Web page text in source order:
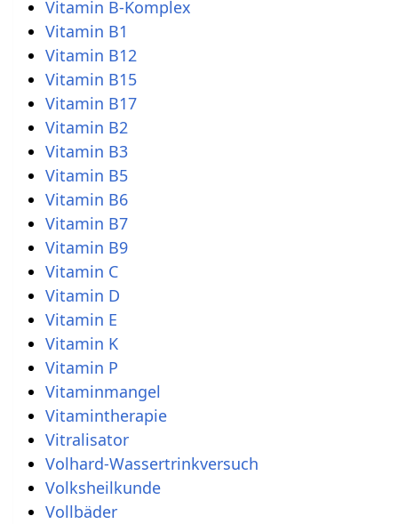
Vitamin B-Komplex
Vitamin B1
Vitamin B12
Vitamin B15
Vitamin B17
Vitamin B2
Vitamin B3
Vitamin B5
Vitamin B6
Vitamin B7
Vitamin B9
Vitamin C
Vitamin D
Vitamin E
Vitamin K
Vitamin P
Vitaminmangel
Vitamintherapie
Vitralisator
Volhard-Wassertrinkversuch
Volksheilkunde
Vollbäder